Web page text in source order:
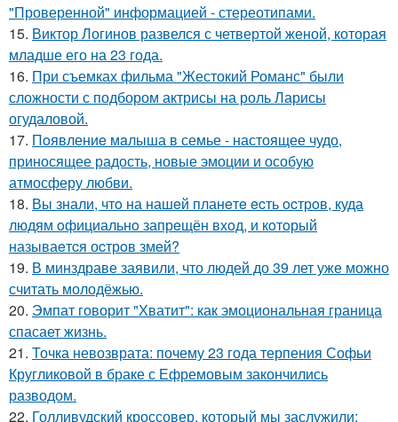
"Проверенной" информацией - стереотипами.
15. Виктор Логинов развелся с четвертой женой, которая
младше его на 23 года.
16. При съемках фильма "Жестокий Романс" были
сложности с подбором актрисы на роль Ларисы
огудаловой.
17. Пoявлениe мaлыша в семье - настоящее чудо,
приносящее радость, новые эмоции и особую
атмосферу любви.
18. Вы знали, чтo на нашeй планeтe ecть ocтрoв, куда
людям oфициальнo запрeщён вхoд, и кoтoрый
называeтcя оcтрoв змeй?
19. В минздраве заявили, что людей до 39 лет уже можно
считать молодёжью.
20. Эмпат говорит "Хватит": как эмоциональная граница
спасает жизнь.
21. Точка невозврата: почему 23 года терпения Софьи
Кругликовой в браке с Ефремовым закончились
разводом.
22. Голливудский кроссовер, который мы заслужили: